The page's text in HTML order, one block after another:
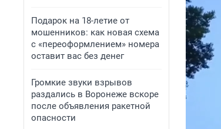
Подарок на 18-летие от
мошенников: как новая схема
с «переоформлением» номера
оставит вас без денег
Громкие звуки взрывов
раздались в Воронеже вскоре
после объявления ракетной
опасности